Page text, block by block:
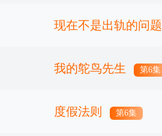
第26集已完结
现在不是出轨的问题
第4集
我的鸵鸟先生 第6集
度假法则 第6集